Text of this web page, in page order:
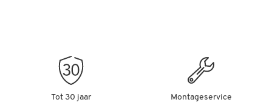
Tot 30 jaar
Montageservice